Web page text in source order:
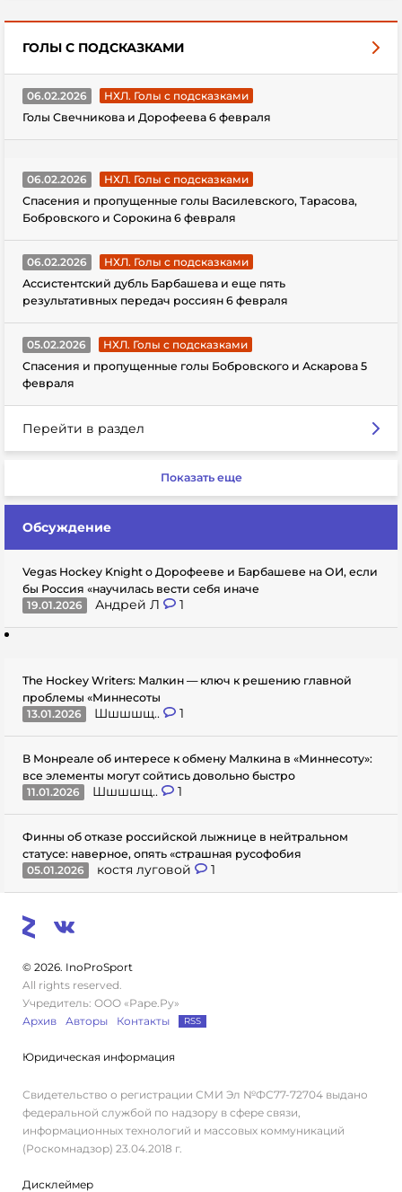
ГОЛЫ С ПОДСКАЗКАМИ
06.02.2026
НХЛ. Голы с подсказками
Голы Свечникова и Дорофеева 6 февраля
06.02.2026
НХЛ. Голы с подсказками
Спасения и пропущенные голы Василевского, Тарасова,
Бобровского и Сорокина 6 февраля
06.02.2026
НХЛ. Голы с подсказками
Ассистентский дубль Барбашева и еще пять
результативных передач россиян 6 февраля
05.02.2026
НХЛ. Голы с подсказками
Спасения и пропущенные голы Бобровского и Аскарова 5
февраля
Перейти в раздел
Показать еще
Обсуждение
Vegas Hockey Knight о Дорофееве и Барбашеве на ОИ, если
бы Россия «научилась вести себя иначе
19.01.2026
Андрей Л 1
The Hockey Writers: Малкин — ключ к решению главной
проблемы «Миннесоты
13.01.2026
Шшшшщ.. 1
В Монреале об интересе к обмену Малкина в «Миннесоту»:
все элементы могут сойтись довольно быстро
11.01.2026
Шшшшщ.. 1
Финны об отказе российской лыжнице в нейтральном
статусе: наверное, опять «страшная русофобия
05.01.2026
костя луговой 1
© 2026. InoProSport
All rights reserved.
Учредитель: ООО «Раре.Ру»
Архив
Авторы Контакты RSS
Юридическая информация
Свидетельство о регистрации СМИ Эл №ФС77-72704 выдано
федеральной службой по надзору в сфере связи,
информационных технологий и массовых коммуникаций
(Роскомнадзор) 23.04.2018 г.
Дисклеймер